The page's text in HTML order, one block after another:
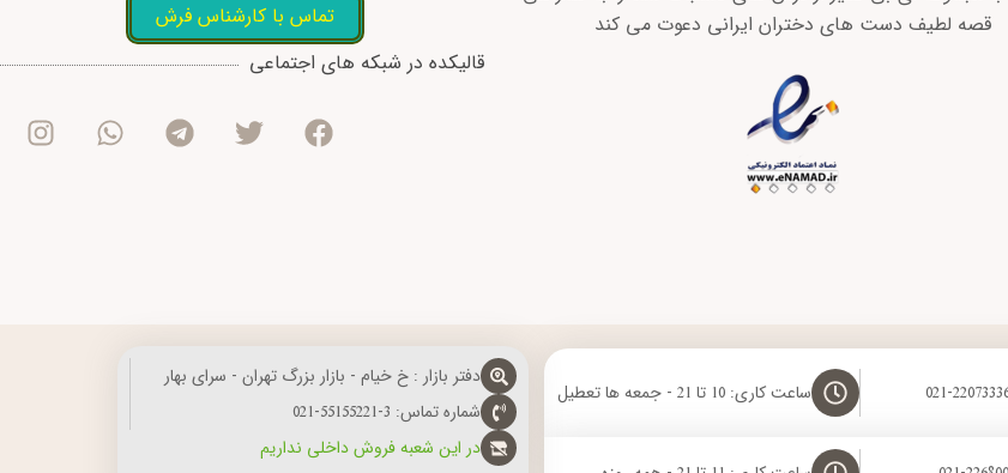
قصه لطیف دست های دختران ایرانی دعوت می کند
تماس با کارشناس فرش
قالیکده در شبکه های اجتماعی
F
c
e
T
i
t
T
l
e
W
a
t
I
s
t
ساعت کاری: 10 تا 21 - جمعه ها تعطیل
دفتر بازار : خ خیام - بازار بزرگ تهران - سرای بهار
شماره تماس: 3-55155221-021
در این شعبه فروش داخلی نداریم